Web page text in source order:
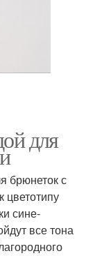
для
брюнеток с
цветотипу
сине-
все тона